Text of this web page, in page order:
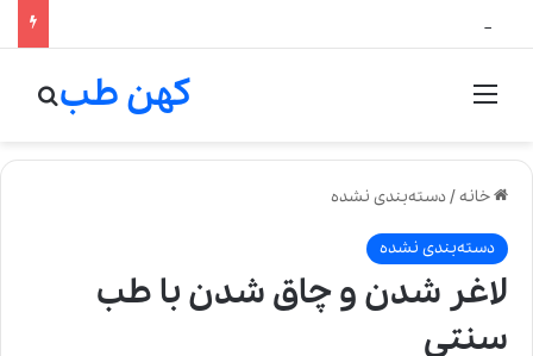
منو کهن طب
خانه/دسته‌بندی نشده
دسته‌بندی نشده
لاغر شدن و چاق شدن با طب
سنتی